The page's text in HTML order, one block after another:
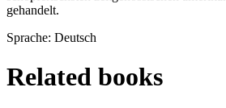
gehandelt.
Sprache: Deutsch
Related books